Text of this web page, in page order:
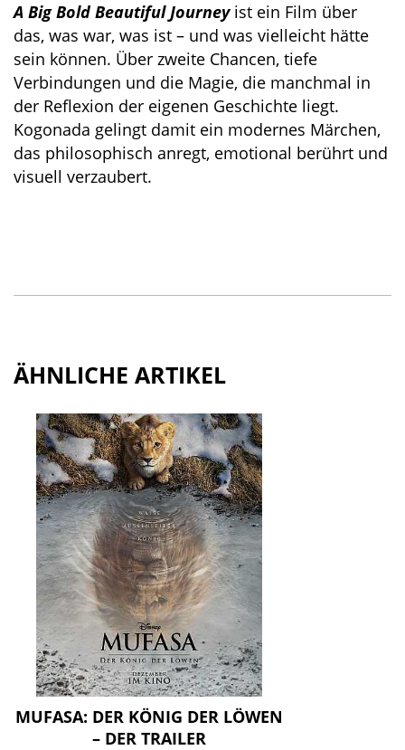
A Big Bold Beautiful Journeyist ein Film über
das, was war, was ist – und was vielleicht hätte
sein können. Über zweite Chancen, tiefe
Verbindungen und die Magie, die manchmal in
der Reflexion der eigenen Geschichte liegt.
Kogonada gelingt damit ein modernes Märchen,
das philosophisch anregt, emotional berührt und
visuell verzaubert.
ÄHNLICHE ARTIKEL
MUFASA: DER KÖNIG DER LÖWEN
– DER TRAILER